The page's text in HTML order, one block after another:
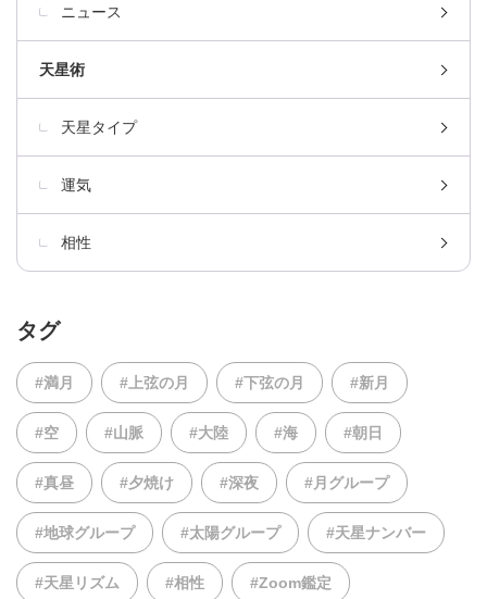
ニュース
天星術
天星タイプ
運気
相性
タグ
#満月 #上弦の月 #下弦の月 #新月
#空 #山脈 #大陸 #海 #朝日
#真昼 #夕焼け #深夜 #月グループ
#地球グループ #太陽グループ #天星ナンバー
#天星リズム #相性 #Zoom鑑定